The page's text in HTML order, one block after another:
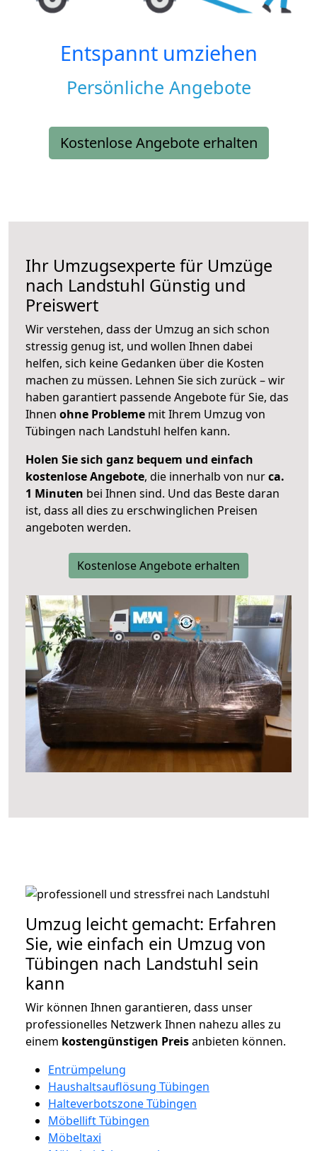
Entspannt umziehen
Persönliche Angebote
Kostenlose Angebote erhalten
Ihr Umzugsexperte für Umzüge
nach Landstuhl Günstig und
Preiswert
Wir verstehen, dass der Umzug an sich schon
stressig genug ist, und wollen Ihnen dabei
helfen, sich keine Gedanken über die Kosten
machen zu müssen. Lehnen Sie sich zurück – wir
haben garantiert passende Angebote für Sie, das
Ihnen ohne Probleme mit Ihrem Umzug von
Tübingen nach Landstuhl helfen kann.
Holen Sie sich ganz bequem und einfach
kostenlose Angebote, die innerhalb von nurca.
1 Minuten bei Ihnen sind. Und das Beste daran
ist, dass all dies zu erschwinglichen Preisen
angeboten werden.
Kostenlose Angebote erhalten
Umzug leicht gemacht: Erfahren
Sie, wie einfach ein Umzug von
Tübingen nach Landstuhl sein
kann
Wir können Ihnen garantieren, dass unser
professionelles Netzwerk Ihnen nahezu alles zu
einem kostengünstigen Preisanbieten können.
Entrümpelung
Haushaltsauflösung Tübingen
Halteverbotszone Tübingen
Möbellift Tübingen
Möbeltaxi